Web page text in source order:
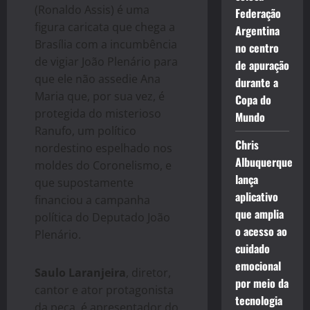
(Ronaldo Assis) é uma
figura caricata que chega a
Brasília com a incumbência
de vigiar João Plenário para
que ele não assedie Ana
Maria que, por sua vez, é
protegida do misterioso
Ranufo, um político
nordestino espelhado nos
moldes do Coronelismo, e
que supostamente
financiou a campanha
política do Deputado João
Plenário.
Saulo Laranjeira , diretor,
cantor e ator protagonista
Federação
Argentina
no centro
de apuração
durante a
Copa do
Mundo
Chris
Albuquerque
lança
aplicativo
que amplia
o acesso ao
cuidado
emocional
por meio da
tecnologia